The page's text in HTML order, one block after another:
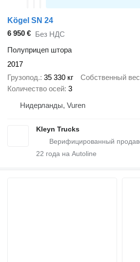
Kögel SN 24
6 950 € Без НДС
Полуприцеп штора
2017
Грузопод. 35 330 кг Собственный вес
Количество осей 3
Нидерланды, Vuren
Kleyn Trucks
22 года на Autoline